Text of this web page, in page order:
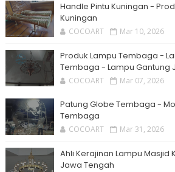
Handle Pintu Kuningan -
Kuningan
COCOART Mar 10, 2026
Produk Lampu Tembaga -
Tembaga - Lampu Gantung
COCOART Mar 07, 2026
Patung Globe Tembaga -
Tembaga
COCOART Mar 31, 2026
Ahli Kerajinan Lampu Masjid
Jawa Tengah